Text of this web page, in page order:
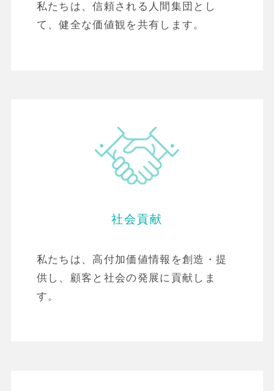
私たちは、信頼される人間集団とし
て、健全な価値観を共有します。
社会貢献
私たちは、高付加価値情報を創造・提
供し、顧客と社会の発展に貢献しま
す。